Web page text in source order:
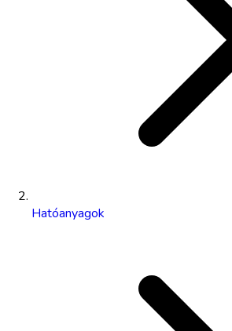
Hatóanyagok